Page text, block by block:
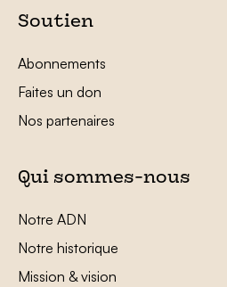
Soutien
Abonnements
Faites un don
Nos partenaires
Qui sommes-nous
Notre ADN
Notre historique
Mission & vision